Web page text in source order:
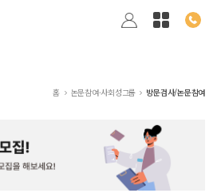
홈 논문참여·사회성그룹 방문검사/논문참여